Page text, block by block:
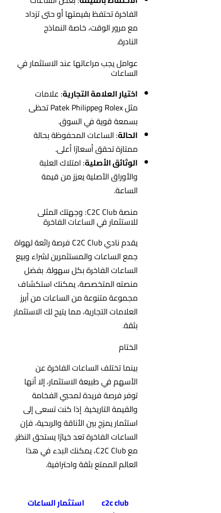
الفاخرة تحتفظ بقيمتها أو حتى تزداد
مع مرور الوقت، خاصة النماذج
النادرة.
عوامل يجب مراعاتها عند الاستثمار في
الساعات
اختيار العلامة التجارية: علامات
مثل Rolex وPatek Philippe تحظى
بسمعة قوية في السوق.
الحالة: الساعات المحفوظة بحالة
ممتازة تحقق أسعارًا أعلى.
الوثائق الأصلية: امتلاك العلبة
والأوراق الأصلية يعزز من قيمة
الساعة.
منصة C2C Club: وجهتك المثلى
للاستثمار في الساعات الفاخرة
يقدم نادي C2C Club فرصة رائعة لهواة
جمع الساعات والمستثمرين لشراء وبيع
الساعات الفاخرة بكل سهولة. بفضل
منصته المتخصصة، يمكنك استكشاف
مجموعة متنوعة من الساعات من أبرز
العلامات التجارية، مما يتيح لك الاستثمار
بثقة.
الختام
بينما تختلف الساعات الفاخرة عن
الأسهم في طبيعة الاستثمار، إلا أنها
توفر فرصة فريدة لمحبي الفخامة
والقيمة التاريخية. إذا كنت تسعى إلى
استثمار يمزج بين الأناقة والربحية، فإن
الساعات الفاخرة تعد خيارًا يستحق النظر.
مع C2C Club، يمكنك البدء في هذا
العالم الممتع بثقة واحترافية.
c2c club
استثمار الساعات